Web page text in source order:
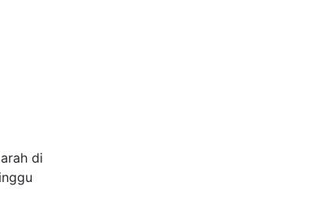
di